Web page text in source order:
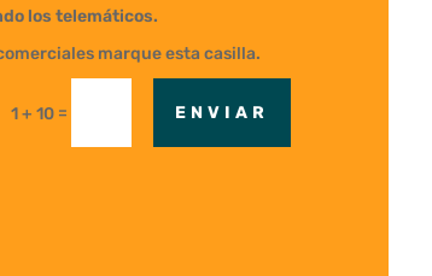
los telemáticos.
marque esta casilla.
1 + 10 = ENVIAR